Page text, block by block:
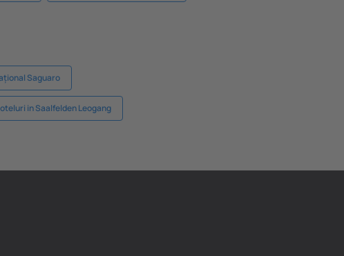
Saguaro
in Saalfelden Leogang